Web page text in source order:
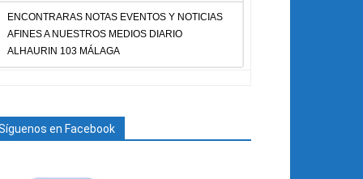
ENCONTRARAS NOTAS EVENTOS Y NOTICIAS
AFINES A NUESTROS MEDIOS DIARIO
ALHAURIN 103 MÁLAGA
en Facebook